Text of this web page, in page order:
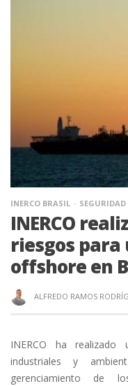
INERCO BRASIL SEGURIDAD
INERCO
riesgos
offshore en
ALFREDO RAMOS
INERCO ha
industriales y
gerenciamiento de